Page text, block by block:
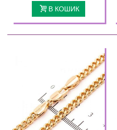
В КОШИК